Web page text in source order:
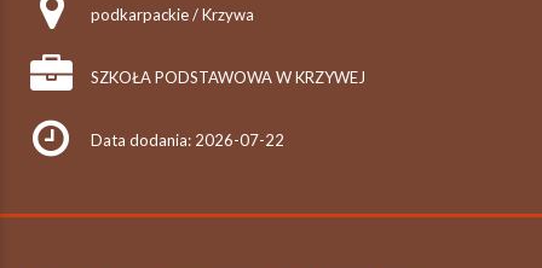
podkarpackie / Krzywa
SZKOŁA PODSTAWOWA W KRZYWEJ
Data dodania: 2026-07-22